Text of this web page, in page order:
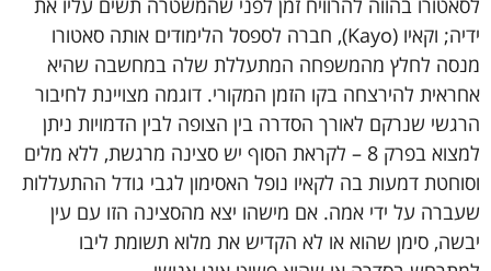
ידיה; וקאיו (Kayo), חברה לספסל הלימודים אותה סאטורו
מנסה לחלץ מהמשפחה המתעללת שלה במחשבה שהיא
אחראית להירצחה בקו הזמן המקורי. דוגמה מצויינת לחיבור
הרגשי שנרקם לאורך הסדרה בין הצופה לבין הדמויות ניתן
למצוא בפרק 8 – לקראת הסוף יש סצינה מרגשת, ללא מלים
וסוחטת דמעות בה לקאיו נופל האסימון לגבי גודל ההתעללות
שעברה על ידי אמה. אם מישהו יצא מהסצינה הזו עם עין
יבשה, סימן שהוא או לא הקדיש את מלוא תשומת ליבו